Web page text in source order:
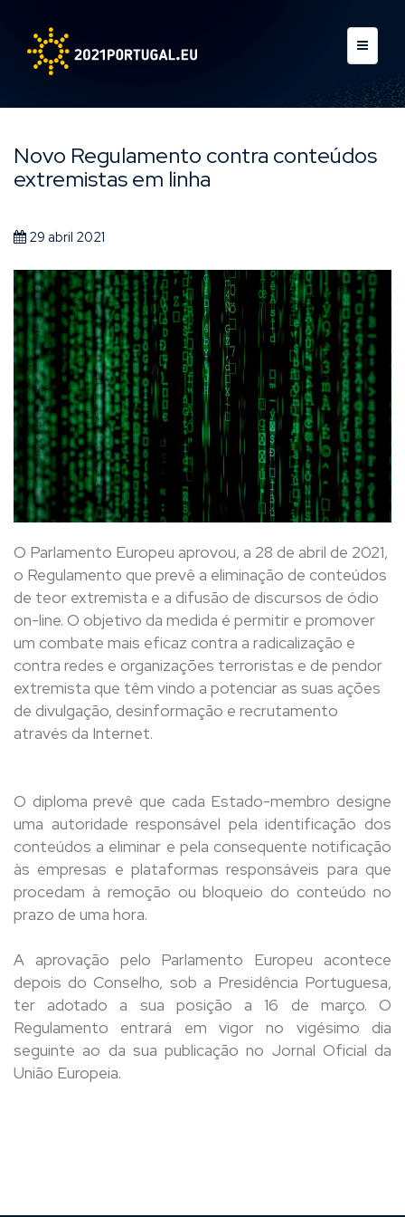
Novo Regulamento contra conteúdos
extremistas em linha
29 abril 2021
O Parlamento Europeu aprovou, a 28 de abril de 2021,
o Regulamento que prevê a eliminação de conteúdos
de teor extremista e a difusão de discursos de ódio
on-line. O objetivo da medida é permitir e promover
um combate mais eficaz contra a radicalização e
contra redes e organizações terroristas e de pendor
extremista que têm vindo a potenciar as suas ações
de divulgação, desinformação e recrutamento
através da Internet.
O diploma prevê que cada Estado-membro designe
uma autoridade responsável pela identificação dos
conteúdos a eliminar e pela consequente notificação
às empresas e plataformas responsáveis para que
procedam à remoção ou bloqueio do conteúdo no
prazo de uma hora.
A aprovação pelo Parlamento Europeu acontece
depois do Conselho, sob a Presidência Portuguesa,
ter adotado a sua posição a 16 de março. O
Regulamento entrará em vigor no vigésimo dia
seguinte ao da sua publicação no Jornal Oficial da
União Europeia.​